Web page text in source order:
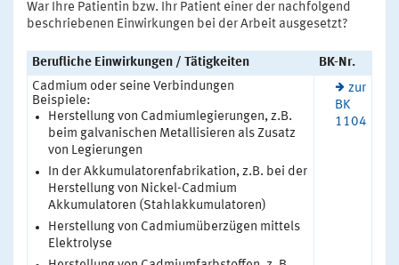
War Ihre Patientin bzw. Ihr Patient einer der nachfolgend
beschriebenen Einwirkungen bei der Arbeit ausgesetzt?
Berufliche Einwirkungen / Tätigkeiten
BK-Nr.
Cadmium oder seine Verbindungen
Beispiele:
Herstellung von Cadmiumlegierungen, z.B.
beim galvanischen Metallisieren als Zusatz
von Legierungen
In der Akkumulatorenfabrikation, z.B. bei der
Herstellung von Nickel-Cadmium
Akkumulatoren (Stahlakkumulatoren)
Herstellung von Cadmiumüberzügen mittels
Elektrolyse
zur
BK
1104